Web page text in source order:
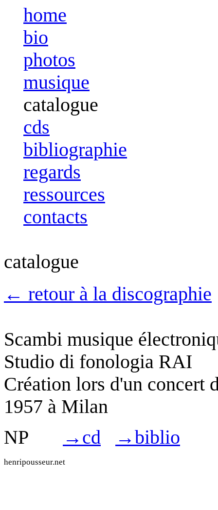
home
bio
photos
musique
catalogue
cds
bibliographie
regards
ressources
contacts
catalogue
← retour à la discographie
Scambi musique
Studio di fonologia RAI
Création lors d'un concert
1957 à Milan
NP
→ cd →biblio
henripousseur.net